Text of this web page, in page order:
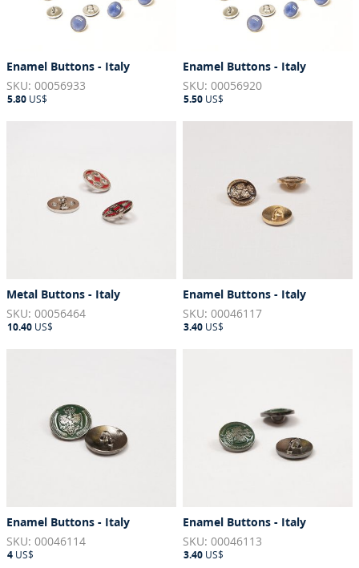
Enamel Buttons - Italy
SKU: 00056933
5.80 US$
Enamel Buttons - Italy
SKU: 00056920
5.50 US$
Metal Buttons - Italy
SKU: 00056464
10.40 US$
Enamel Buttons - Italy
SKU: 00046117
3.40 US$
Enamel Buttons - Italy
SKU: 00046114
4 US$
Enamel Buttons - Italy
SKU: 00046113
3.40 US$